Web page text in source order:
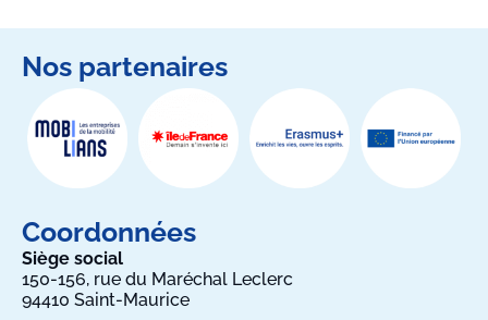
Nos partenaires
Coordonnées
Siège social
150-156, rue du Maréchal Leclerc
94410 Saint-Maurice